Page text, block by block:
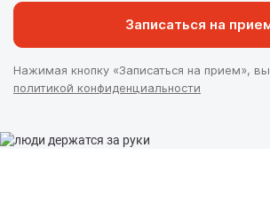
Записаться на
Нажимая кнопку «Записаться на прием»,
политикой конфиденциальности